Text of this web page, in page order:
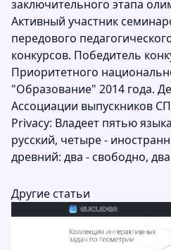
заключительного этапа
Активный участник
передового
конкурсов. Победитель
Приоритетного
"Образование" 2014 года.
Ассоциации выпускников
Рrivacy: Владеет пятью
русский, четыре -
древний: два - свободно,
Другие статьи